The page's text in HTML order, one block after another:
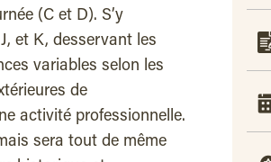
(C et D). S’y
et K, desservant les
variables selon les
de
activité professionnelle.
sera tout de même